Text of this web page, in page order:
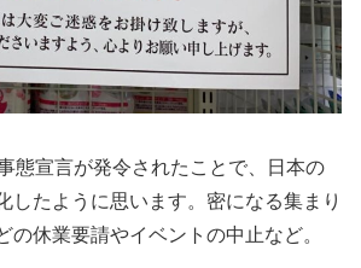
態宣言が発令されたことで、日本の
したように思います。密になる集まり
の休業要請やイベントの中止など。